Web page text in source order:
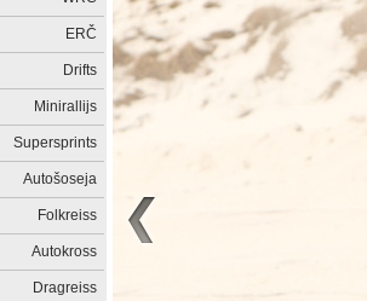
ERČ
Drifts
Minirallijs
Supersprints
Autošoseja
Folkreiss
Autokross
Dragreiss